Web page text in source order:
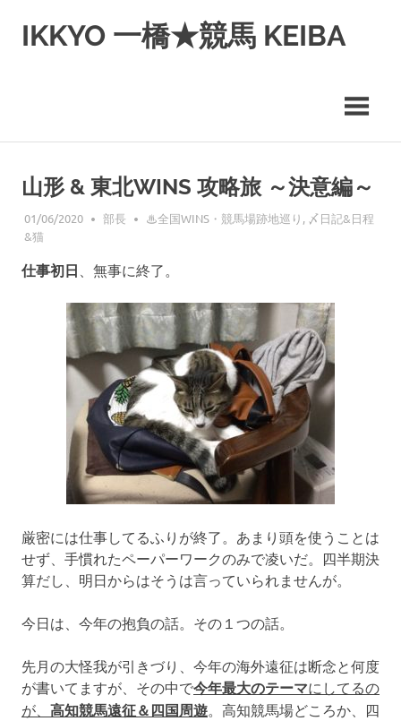
ス
IKKYO 一橋★競馬 KEIBA
山形 & 東北WINS 攻略旅 ～決意編～
01/06/2020 部長 ♨︎全国WINS・競馬場跡地巡り , 〆日記&日程
&猫
仕事初日 、無事に終了。
厳密には仕事してるふりが終了。あまり頭を使うことは
せず、手慣れたペーパーワークのみで凌いだ。四半期決
算だし、明日からはそうは言っていられませんが。
今日は、今年の抱負の話。その１つの話。
先月の大怪我が引きづり、今年の海外遠征は断念と何度
が書いてますが、その中で今年最大のテーマにしてるの
が、 高知競馬遠征＆四国周遊 。高知競馬場どころか、四